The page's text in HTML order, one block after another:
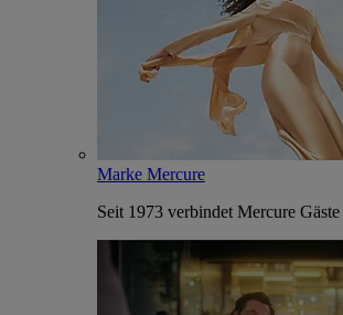
Marke Mercure
Seit 1973 verbindet Mercure